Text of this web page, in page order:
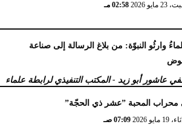
مايو 2026 02:58 مـ
وارثُو النبوّة: من بلاغ الرسالة إلى صناعة
عاشور أبو زيد - المكتب التنفيذي لرابطة علماء
المحبة ”عشر ذي الحجّة”
مايو 2026 07:09 صـ